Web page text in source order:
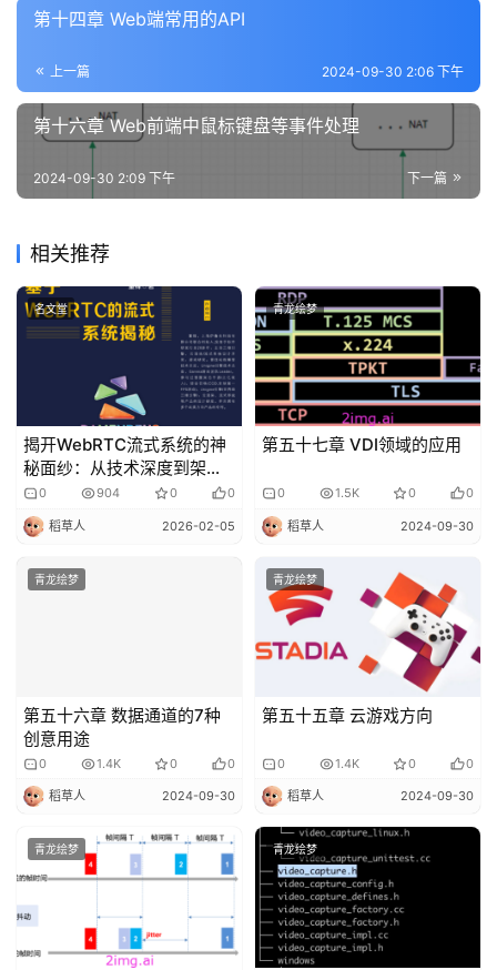
第十四章 Web端常用的API
上一篇 2024-09-30 2:06 下午
第十六章 Web前端中鼠标键盘等事件处理
下一篇
2024-09-30 2:09 下午
相关推荐
名文堂
揭开WebRTC流式系统的神
秘面纱：从技术深度到架构
创新
0 904 0 0
稻草人 2026-02-05
青龙绘梦
第五十七章 VDI领域的应用
0 1.5K 0 0
稻草人 2024-09-30
青龙绘梦
第五十六章 数据通道的7种
创意用途
0 1.4K 0 0
稻草人 2024-09-30
青龙绘梦
第五十五章 云游戏方向
0 1.4K 0 0
稻草人 2024-09-30
青龙绘梦 青龙绘梦